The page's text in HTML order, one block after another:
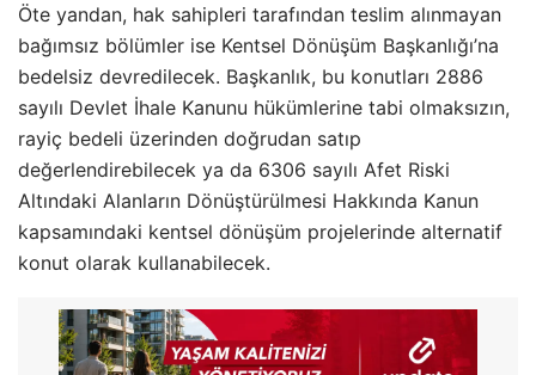
Öte yandan, hak sahipleri tarafından teslim alınmayan
bağımsız bölümler ise Kentsel Dönüşüm Başkanlığı’na
bedelsiz devredilecek. Başkanlık, bu konutları 2886
sayılı Devlet İhale Kanunu hükümlerine tabi olmaksızın,
rayiç bedeli üzerinden doğrudan satıp
değerlendirebilecek ya da 6306 sayılı Afet Riski
Altındaki Alanların Dönüştürülmesi Hakkında Kanun
kapsamındaki kentsel dönüşüm projelerinde alternatif
konut olarak kullanabilecek.